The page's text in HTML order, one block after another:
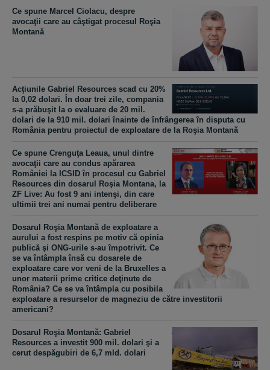
Ce spune Marcel Ciolacu, despre
avocaţii care au câştigat procesul Roşia
Montană
Acţiunile Gabriel Resources scad cu 20%
la 0,02 dolari. În doar trei zile, compania
s-a prăbuşit la o evaluare de 20 mil.
dolari de la 910 mil. dolari înainte de înfrângerea în disputa cu
România pentru proiectul de exploatare de la Roşia Montană
Ce spune Crenguţa Leaua, unul dintre
avocaţii care au condus apărarea
României la ICSID în procesul cu Gabriel
Resources din dosarul Roşia Montana, la
ZF Live: Au fost 9 ani intenşi, din care
ultimii trei ani numai pentru deliberare
Dosarul Roşia Montană de exploatare a
aurului a fost respins pe motiv că opinia
publică şi ONG-urile s-au împotrivit. Ce
se va întâmpla însă cu dosarele de
exploatare care vor veni de la Bruxelles a
unor materii prime critice deţinute de
România? Ce se va întâmpla cu posibila
exploatare a resurselor de magneziu de către investitorii
americani?
Dosarul Roşia Montană: Gabriel
Resources a investit 900 mil. dolari şi a
cerut despăgubiri de 6,7 mld. dolari